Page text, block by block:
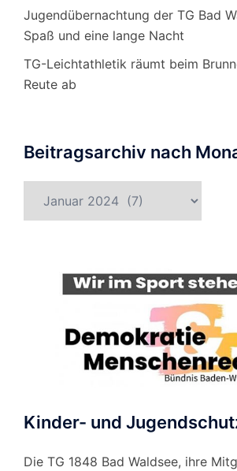
Jugendübernachtung der TG Bad
Spaß und eine lange Nacht
TG-Leichtathletik räumt beim
Reute ab
Beitragsarchiv nach
nach
Kinder- und
Die TG 1848 Bad Waldsee, ihre